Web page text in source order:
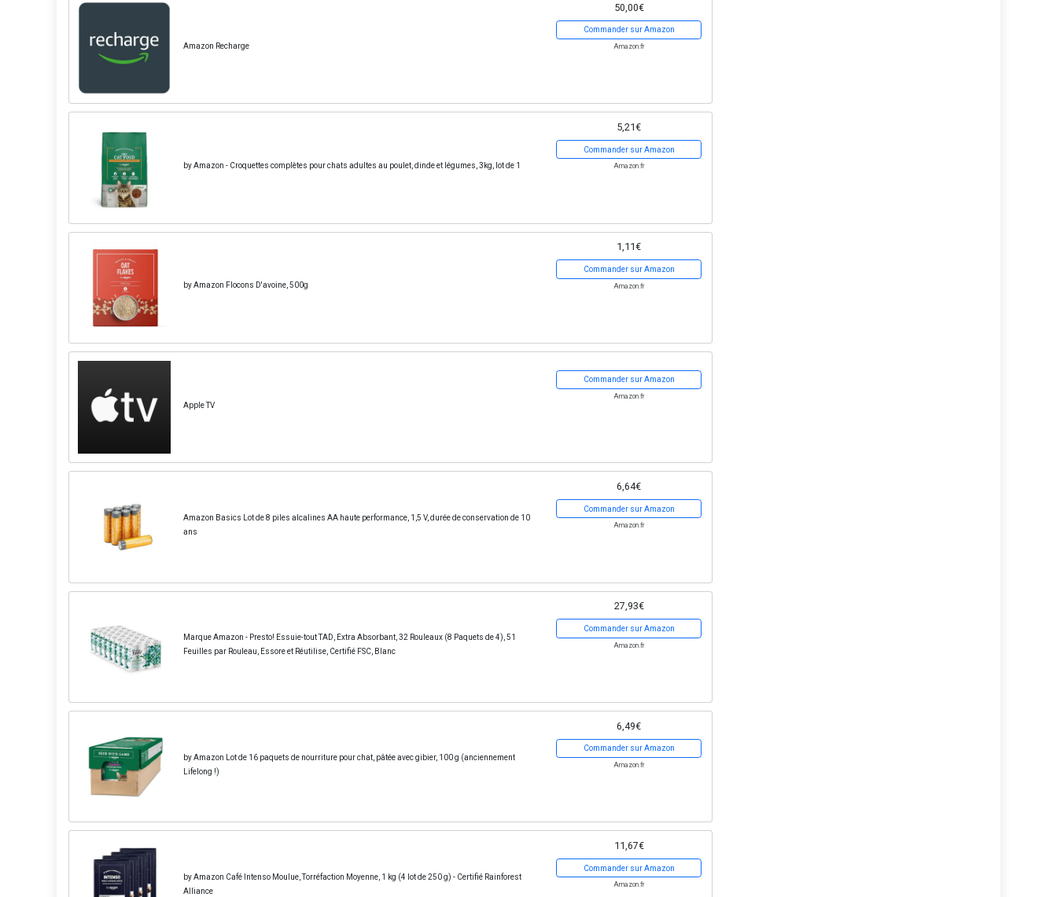
Amazon Recharge
50,00€
Commander sur Amazon
Amazon.fr
by Amazon - Croquettes complètes pour chats adultes au poulet, dinde et légumes, 3kg, lot de 1
5,21€
Commander sur Amazon
Amazon.fr
by Amazon Flocons D'avoine, 500g
1,11€
Commander sur Amazon
Amazon.fr
Apple TV
Commander sur Amazon
Amazon.fr
Amazon Basics Lot de 8 piles alcalines AA haute performance, 1,5 V, durée de conservation de 10
ans
6,64€
Commander sur Amazon
Amazon.fr
Marque Amazon - Presto! Essuie-tout TAD, Extra Absorbant, 32 Rouleaux (8 Paquets de 4), 51
Feuilles par Rouleau, Essore et Réutilise, Certifié FSC, Blanc
27,93€
Commander sur Amazon
Amazon.fr
by Amazon Lot de 16 paquets de nourriture pour chat, pâtée avec gibier, 100 g (anciennement
Lifelong !)
6,49€
Commander sur Amazon
Amazon.fr
by Amazon Café Intenso Moulue, Torréfaction Moyenne, 1 kg (4 lot de 250 g) - Certifié Rainforest
Alliance
11,67€
Commander sur Amazon
Amazon.fr